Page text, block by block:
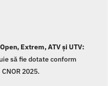
Extrem, ATV și UTV:
să fie dotate conform
2025.